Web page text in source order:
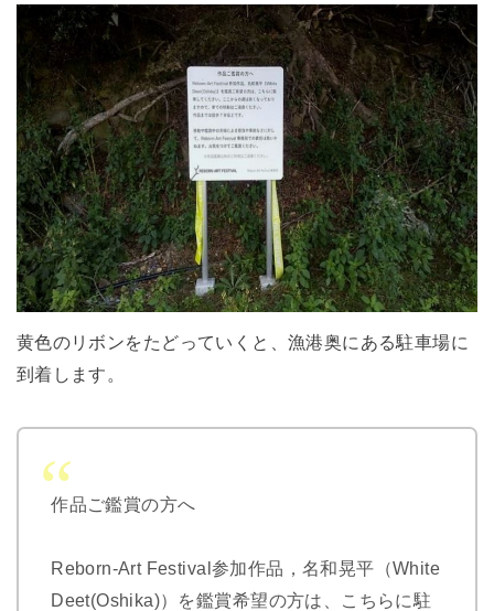
黄色のリボンをたどっていくと、漁港奥にある駐車場に
到着します。
作品ご鑑賞の方へ
Reborn-Art Festival参加作品，名和晃平（White
Deet(Oshika)）を鑑賞希望の方は、こちらに駐